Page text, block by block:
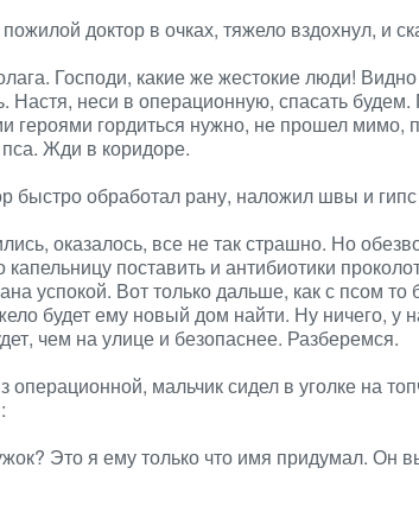
доктор в очках, тяжело вздохнул, и
Господи, какие же жестокие люди!
Настя, неси в операционную, спасать
героями гордиться нужно, не прошел мимо,
Жди в коридоре.
быстро обработал рану, наложил швы и гипс
оказалось, все не так страшно. Но
поставить и антибиотики
успокой. Вот только дальше, как с псом
будет ему новый дом найти. Ну ничего, у
чем на улице и безопаснее. Разберемся.
мальчик сидел в уголке на
Это я ему только что имя придумал. Он